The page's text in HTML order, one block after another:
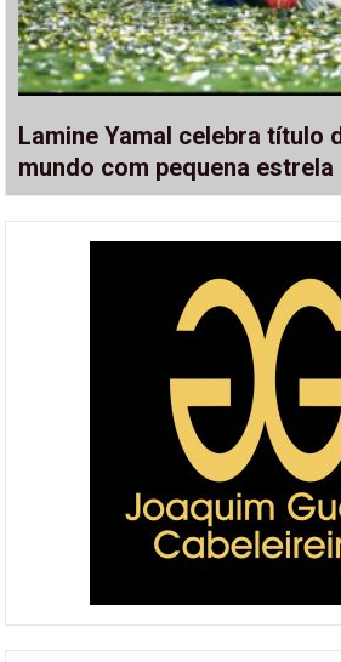
Lamine Yamal celebra título
mundo com pequena estrela